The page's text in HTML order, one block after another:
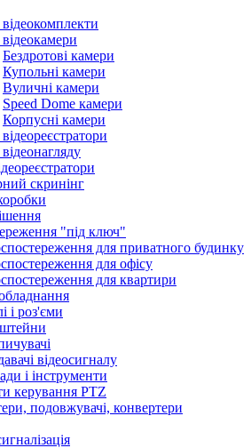
Бездротові камери
Купольні камери
Вуличні камери
Speed Dome камери
Корпусні камери
скринінг
"під ключ"
для приватного будинку
для офісу
для квартири
і роз'єми
відеосигналу
і інструменти
керування PTZ
подовжувачі, конвертери